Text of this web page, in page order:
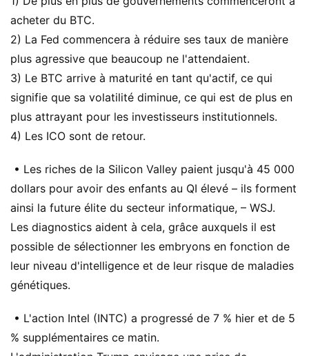
acheter du BTC.
2) La Fed commencera à réduire ses taux de manière
plus agressive que beaucoup ne l'attendaient.
3) Le BTC arrive à maturité en tant qu'actif, ce qui
signifie que sa volatilité diminue, ce qui est de plus en
plus attrayant pour les investisseurs institutionnels.
4) Les ICO sont de retour.
• Les riches de la Silicon Valley paient jusqu'à 45 000
dollars pour avoir des enfants au QI élevé – ils forment
ainsi la future élite du secteur informatique, – WSJ.
Les diagnostics aident à cela, grâce auxquels il est
possible de sélectionner les embryons en fonction de
leur niveau d'intelligence et de leur risque de maladies
génétiques.
• L'action Intel (INTC) a progressé de 7 % hier et de 5
% supplémentaires ce matin.